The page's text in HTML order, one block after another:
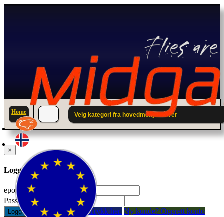
Home Velg kategori fra hovedmenyen over
×
Logg inn til din konto.
epostadresse:
Passord:
Logg inn Glemt passord? Trykk her. Ny kunde? Opprett konto